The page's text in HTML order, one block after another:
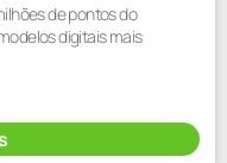
de pontos do
digitais mais